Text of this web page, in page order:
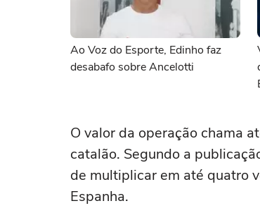
Ao Voz do Esporte, Edinho faz
desabafo sobre Ancelotti
O valor da operação chama
catalão. Segundo a
de multiplicar em até quatro
Espanha.